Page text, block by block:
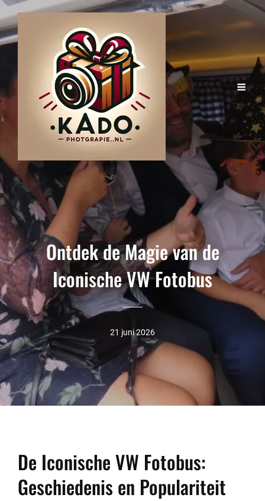
Ontdek de Magie van de
Iconische VW Fotobus
21 juni 2026
De Iconische VW Fotobus:
Geschiedenis en Populariteit